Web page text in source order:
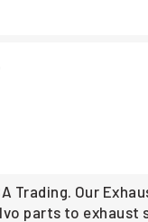
Our
parts to